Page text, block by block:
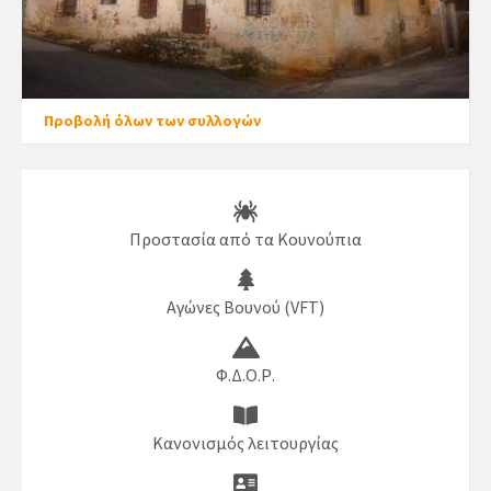
Προβολή όλων των συλλογών
Προστασία από τα Κουνούπια
Αγώνες Βουνού (VFT)
Φ.Δ.Ο.Ρ.
Κανονισμός λειτουργίας